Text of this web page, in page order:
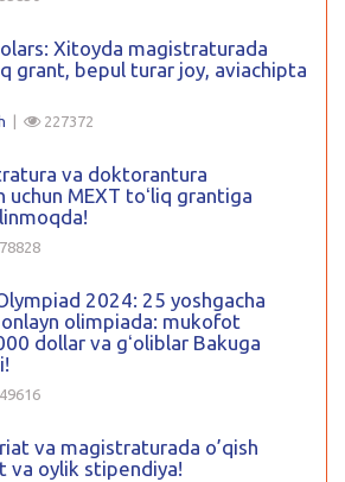
Xitoyda magistraturada
grant, bepul turar joy, aviachipta
| 227372
va doktorantura
uchun MEXT toʻliq grantiga
2024: 25 yoshgacha
onlayn olimpiada: mukofot
dollar va gʻoliblar Bakuga
va magistraturada o’qish
va oylik stipendiya!